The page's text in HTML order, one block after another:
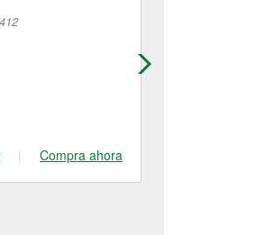
| Compra ahora